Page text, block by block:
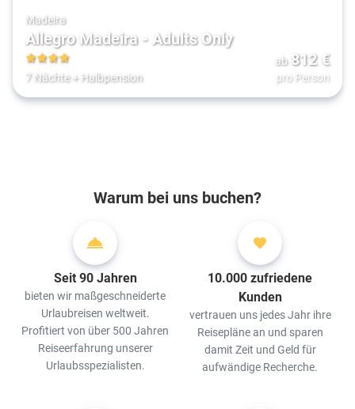
Madeira
Allegro Madeira - Adults Only
4
7 Nächte+ Halbpension
ab 812€
pro Person
Warum bei uns buchen?
Seit 90 Jahren
bieten wir maßgeschneiderte
Urlaubreisen weltweit.
Profitiert von über 500 Jahren
Reiseerfahrung unserer
Urlaubsspezialisten.
10.000 zufriedene
Kunden
vertrauen uns jedes Jahr ihre
Reisepläne an und sparen
damit Zeit und Geld für
aufwändige Recherche.